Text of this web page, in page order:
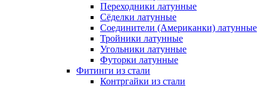
Переходники латунные
Сёделки латунные
Соединители (Американки) латунные
Тройники латунные
Угольники латунные
Футорки латунные
Фитинги из стали
Контргайки из стали